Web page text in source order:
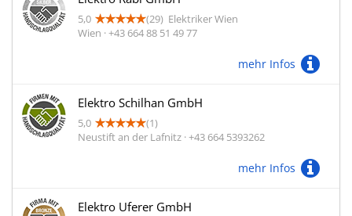
5,0 (29) Elektriker Wien
Wien · +43 664 88 51 49 77
mehr Infos
Elektro Schilhan GmbH
5,0
(1)
Neustift an der Lafnitz · +43 664 5393262
mehr Infos
Elektro Uferer GmbH